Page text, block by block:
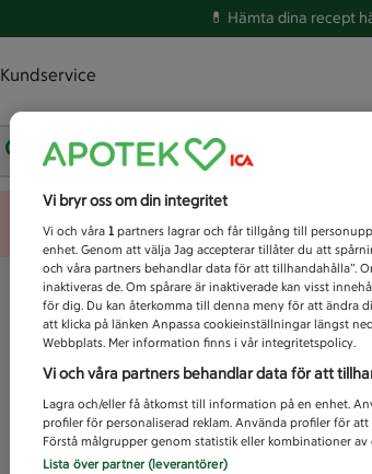
💊 Hämta dina recept
Kundservice
Vad letar du efter idag?
Vi bryr oss om din integritet
Vi och våra 1 partners lagrar och får tillgång till
enhet. Genom att välja Jag accepterar tillåter du att
och våra partners behandlar data för att tillhandahålla”.
inaktiveras de. Om spårare är inaktiverade kan visst
för dig. Du kan återkomma till denna meny för att ändra
att klicka på länken Anpassa cookieinställningar längst
Webbplats. Mer information finns i vår integritetspolicy.
Vi och våra partners behandlar data för att
Lagra och/eller få åtkomst till information på en enhet.
profiler för personaliserad reklam. Använda profiler för
Förstå målgrupper genom statistik eller kombinationer
Lista över partner (leverantörer)